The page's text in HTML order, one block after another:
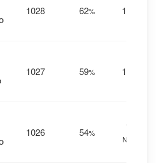
1028 62% 11
1027 59% 11
1026 54%
10
NNE